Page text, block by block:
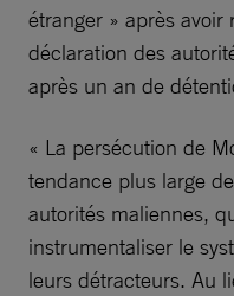
étranger » après
déclaration des
après un an de
« La persécution de
tendance plus large
autorités maliennes,
instrumentaliser le
leurs détracteurs. Au